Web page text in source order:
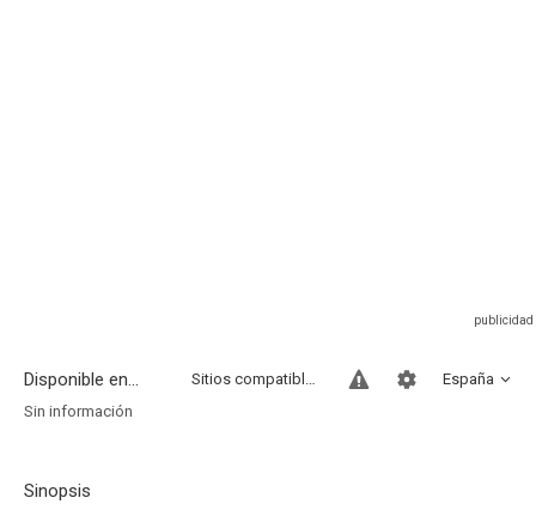
Disponible en... España
Sitios compatibles
Sin información
Sinopsis